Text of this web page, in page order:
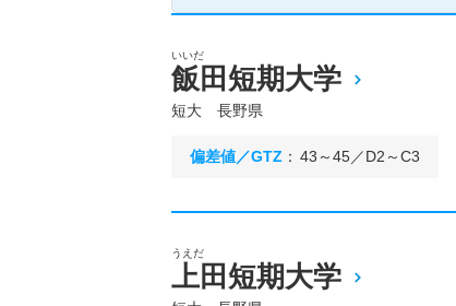
いいだ
飯田短期大学
短大 長野県
偏差値／GTZ ： 43～45／D2～C3
うえだ
上田短期大学